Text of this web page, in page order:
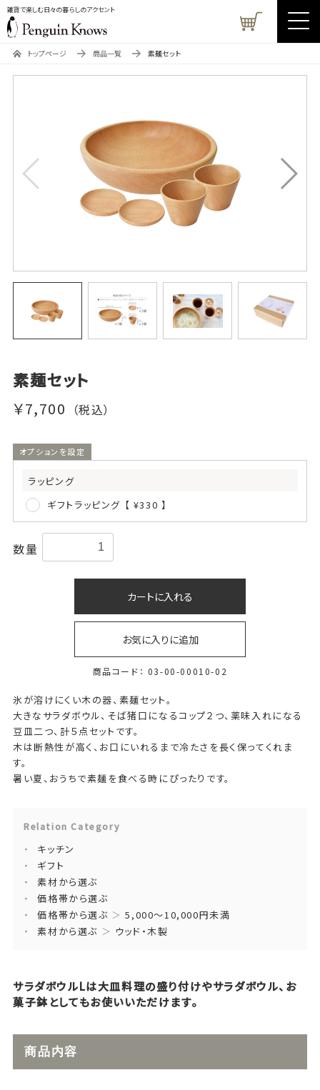
雑貨で楽しむ日々の暮らしのアクセント
トップページ 商品一覧 素麺セット
素麺セット
￥7,700 （税込）
オプションを設定
ラッピング
ギフトラッピング 【 ¥330 】
数量
カートに入れる
お気に入りに追加
商品コード： 03-00-00010-02
氷が溶けにくい木の器、素麺セット。
大きなサラダボウル、そば猪口になるコップ２つ、薬味入れになる
豆皿二つ、計５点セットです。
木は断熱性が高く、お口にいれるまで冷たさを長く保ってくれま
す。
暑い夏、おうちで素麺を食べる時にぴったりです。
Relation Category
キッチン
ギフト
素材から選ぶ
価格帯から選ぶ
価格帯から選ぶ ＞ 5,000～10,000円未満
素材から選ぶ ＞ ウッド・木製
サラダボウルLは大皿料理の盛り付けやサラダボウル、お
菓子鉢としてもお使いいただけます。
商品内容